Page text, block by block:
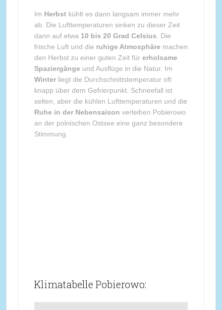
Im Herbstkühlt es dann langsam immer mehr
ab. Die Lufttemperaturen sinken zu dieser Zeit
dann auf etwa 10 bis 20 Grad Celsius . Die
frische Luft und die ruhige Atmosphäre machen
den Herbst zu einer guten Zeit für erholsame
Spaziergänge und Ausflüge in die Natur. Im
Winterliegt die Durchschnittstemperatur oft
knapp über dem Gefrierpunkt. Schneefall ist
selten, aber die kühlen Lufttemperaturen und die
Ruhe in der Nebensaison verleihen Pobierowo
an der polnischen Ostsee eine ganz besondere
Stimmung.
Klimatabelle Pobierowo: